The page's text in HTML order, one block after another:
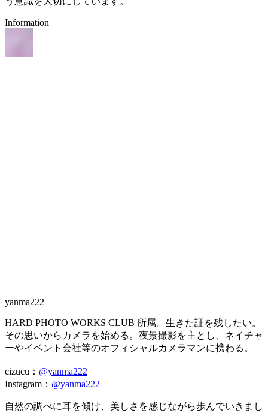
Information
yanma222
HARD PHOTO WORKS CLUB 所属。生きた証を残したい。
その思いからカメラを始める。夜景撮影を主とし、ネイチャ
ーやイベント会社等のオフィシャルカメラマンに携わる。
cizucu： @yanma222
Instagram： @yanma222
自然の調べに耳を傾け、美しさを感じながら歩んでいきまし